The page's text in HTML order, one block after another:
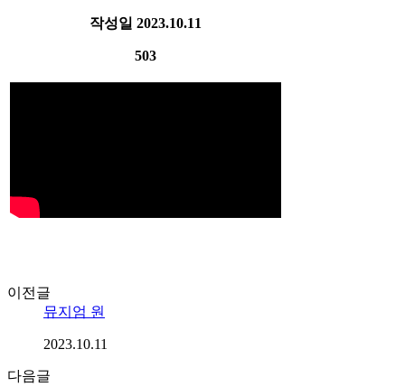
작성일 2023.10.11
503
이전글
뮤지엄 원
2023.10.11
다음글